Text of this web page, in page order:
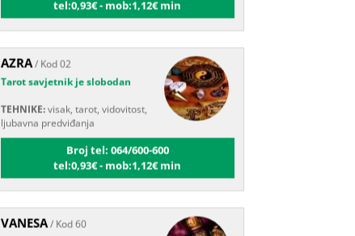
Tarot savjetnik je slobodan
TEHNIKE:visak, tarot, vidovitost,
Broj tel: 064/600-600
tel:0,93€ - mob:1,12€ min
Tarot savjetnik je slobodan